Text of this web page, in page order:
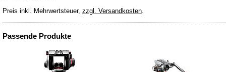
Preis inkl. Mehrwertsteuer, zzgl. Versandkosten
Passende Produkte